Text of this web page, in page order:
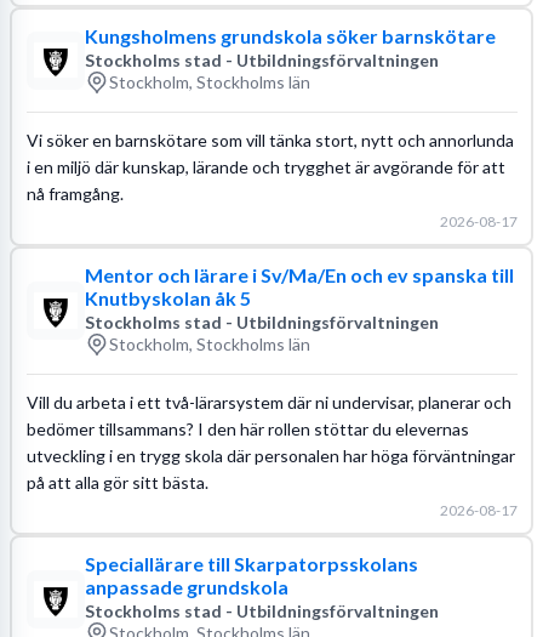
Kungsholmens grundskola söker barnskötare
Stockholms stad - Utbildningsförvaltningen
Stockholm, Stockholms län
Vi söker en barnskötare som vill tänka stort, nytt och annorlunda
i en miljö där kunskap, lärande och trygghet är avgörande för att
nå framgång.
2026-08-17
Mentor och lärare i Sv/Ma/En och ev spanska till
Knutbyskolan åk 5
Stockholms stad - Utbildningsförvaltningen
Stockholm, Stockholms län
Vill du arbeta i ett två-lärarsystem där ni undervisar, planerar och
bedömer tillsammans? I den här rollen stöttar du elevernas
utveckling i en trygg skola där personalen har höga förväntningar
på att alla gör sitt bästa.
2026-08-17
Speciallärare till Skarpatorpsskolans
anpassade grundskola
Stockholms stad - Utbildningsförvaltningen
Stockholm, Stockholms län